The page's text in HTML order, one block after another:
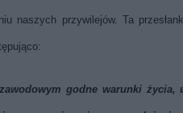
naszych przywilejów. Ta
godne warunki